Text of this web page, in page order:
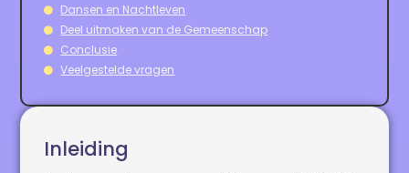
Inleiding
Dansen en Nachtleven
Deel uitmaken van de Gemeenschap
Conclusie
Veelgestelde vragen